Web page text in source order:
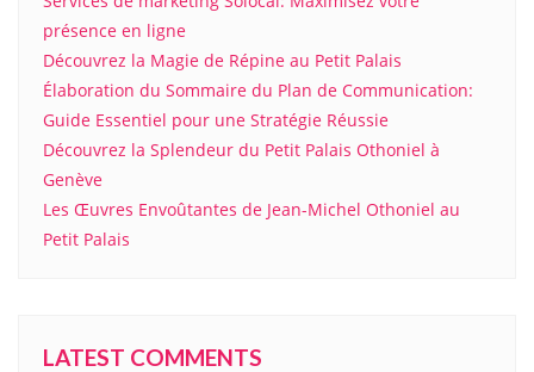
présence en ligne
Découvrez la Magie de Répine au Petit Palais
Élaboration du Sommaire du Plan de Communication:
Guide Essentiel pour une Stratégie Réussie
Découvrez la Splendeur du Petit Palais Othoniel à
Genève
Les Œuvres Envoûtantes de Jean-Michel Othoniel au
Petit Palais
LATEST COMMENTS